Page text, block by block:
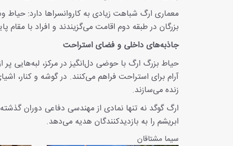
معماری ارگ شباهت زیادی به کاروانسراها دارد:
بزرگان در طبقه دوم اقامت می‌گزیندند و افراد با مقام
جاذبه‌های داخلی و فضای استراحت
حیاط بزرگ ارگ با حوضی دل‌انگیز در مرکز، لبه‌هایی
آرام برای استراحت فراهم می‌کنند. در گوشه و کنار،
زنده می‌سازند.
ارگ گوگد نه تنها نمادی از مهندسی دفاعی دوران
ابریشم را به بازدیدکنندگان هدیه می‌دهد.
سیما مشتاقان